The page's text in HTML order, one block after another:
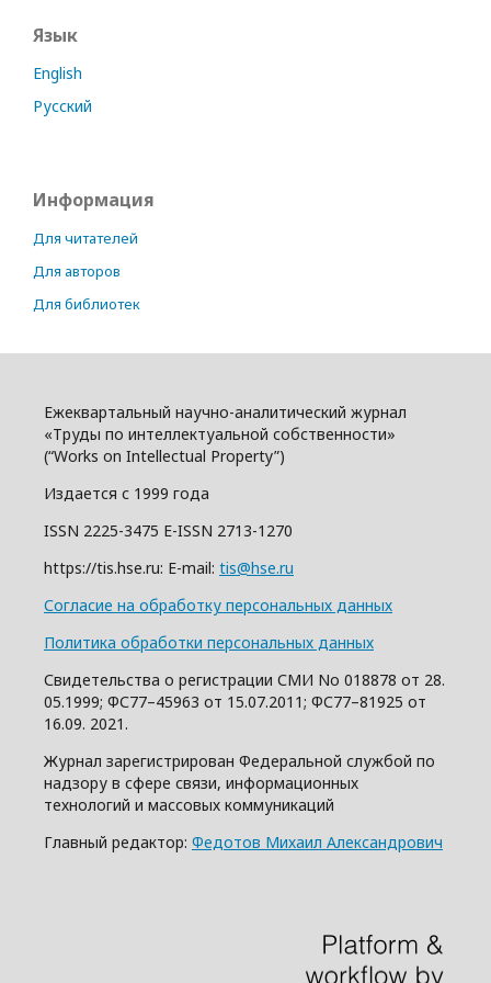
Язык
English
Русский
Информация
Для читателей
Для авторов
Для библиотек
Ежеквартальный научно-аналитический журнал
«Труды по интеллектуальной собственности»
(“Works on Intellectual Property”)
Издается с 1999 года
ISSN 2225-3475 E-ISSN 2713-1270
https://tis.hse.ru: E-mail: tis@hse.ru
Согласие на обработку персональных данных
Политика обработки персональных данных
Свидетельства о регистрации СМИ No 018878 от 28.
05.1999; ФС77–45963 от 15.07.2011; ФС77–81925 от
16.09. 2021.
Журнал зарегистрирован Федеральной службой по
надзору в сфере связи, информационных
технологий и массовых коммуникаций
Главный редактор: Федотов Михаил Александрович